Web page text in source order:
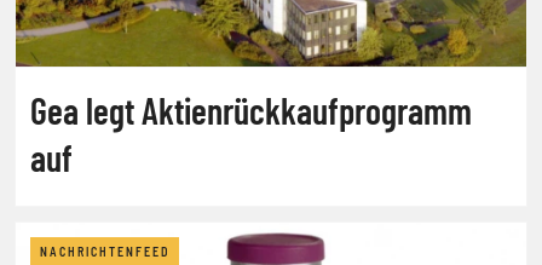
Gea legt Aktienrückkaufprogramm
auf
NACHRICHTENFEED